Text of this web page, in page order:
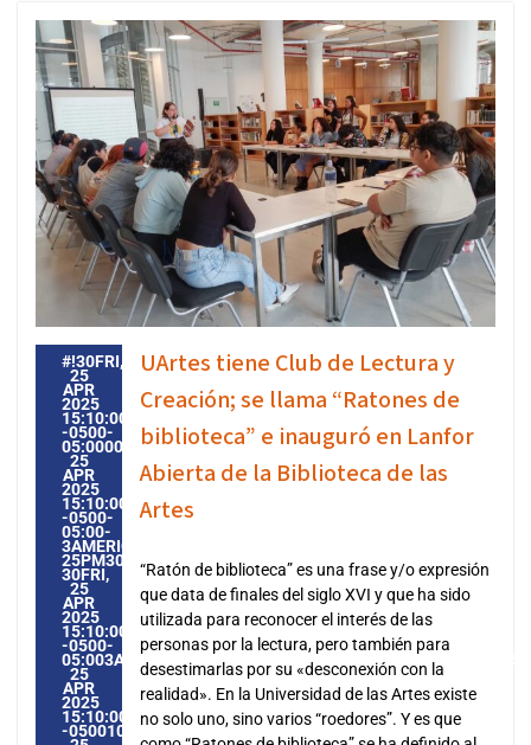
#!30FRI,
25
APR
2025
15:10:00
-0500-
05:000030#30FRI,
25
APR
2025
15:10:00
-0500-
05:00-
3AMERICA/GUAYAQUIL3030AMERICA/GUAYAQUIL202530
25PM30PM-
30FRI,
25
APR
2025
15:10:00
-0500-
05:003AMERICA/GUAYAQUIL3030AMERICA/
25
APR
2025
15:10:00
-0500103104PMFRIDAY=1009#!30FRI,
UArtes tiene Club de Lectura y
Creación; se llama “Ratones de
biblioteca” e inauguró en Lanfor
Abierta de la Biblioteca de las
Artes
“Ratón de biblioteca” es una frase y/o expresión
que data de finales del siglo XVI y que ha sido
utilizada para reconocer el interés de las
personas por la lectura, pero también para
desestimarlas por su «desconexión con la
realidad». En la Universidad de las Artes existe
no solo uno, sino varios “roedores”. Y es que